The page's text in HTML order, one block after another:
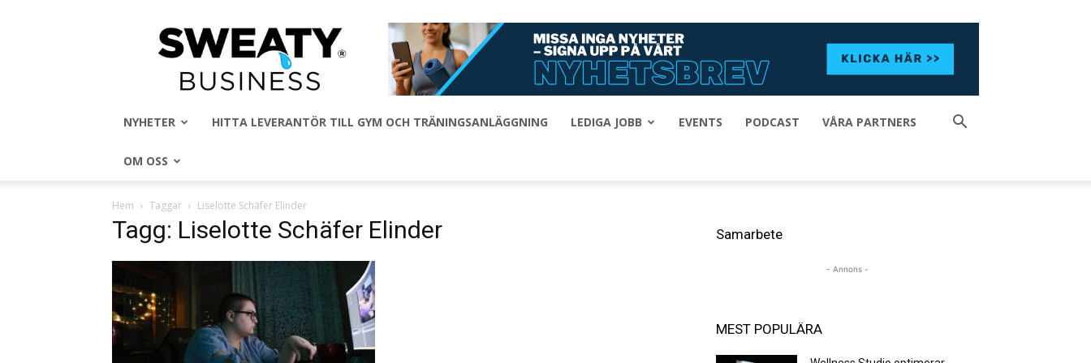
Sweaty
Business
NYHETER HITTA LEVERANTÖR TILL GYM OCH TRÄNINGSANLÄGGNING LEDIGA JOBB EVENTS PODCAST VÅRA PARTNERS
OM OSS
Hem Taggar Liselotte Schäfer Elinder
Tagg: Liselotte Schäfer Elinder Samarbete
- Annons -
MEST POPULÄRA